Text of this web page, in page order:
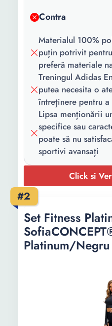
Contra
Materialul 100%
puțin potrivit
preferă materiale
Treningul Adidas
putea necesita o
întreținere pentru
Lipsa menționării
specifice sau
poate să nu
sportivi avansați
Click si
#2
Set Fitness
Platinum/Negru